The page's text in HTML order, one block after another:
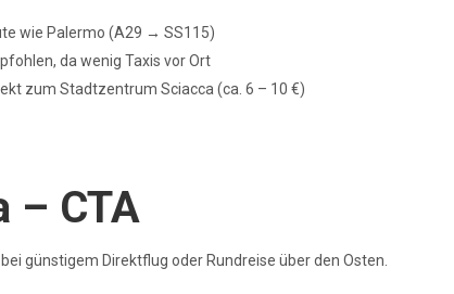
wie Palermo (A29 → SS115)
da wenig Taxis vor Ort
zum Stadtzentrum Sciacca (ca. 6 – 10 €)
– CTA
günstigem Direktflug oder Rundreise über den Osten.